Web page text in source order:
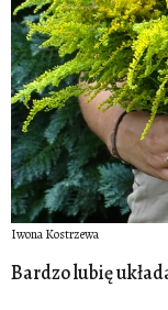
Iwona Kostrzewa
Bardzo lubię